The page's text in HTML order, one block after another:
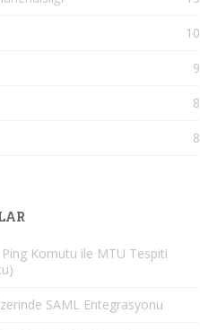
10
9
8
8
Komutu ile MTU Tespiti
SAML Entegrasyonu